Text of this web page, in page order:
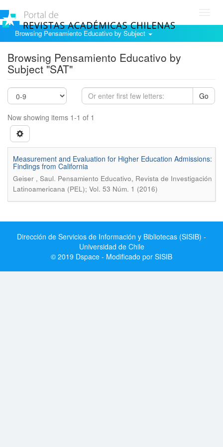
Browsing Pensamiento Educativo by Subject
Browsing Pensamiento Educativo by
Subject "SAT"
Go
Now showing items 1-1 of 1
Measurement and Evaluation for Higher Education Admissions:
Findings from California
Geiser , Saul. Pensamiento Educativo, Revista de Investigación
Latinoamericana (PEL); Vol. 53 Núm. 1 (2016)
Dirección de Servicios de Información y Bibliotecas (SISIB) -
Universidad de Chile
© 2019 Dspace - Modificado por SISIB